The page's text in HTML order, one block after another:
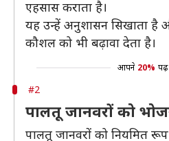
एहसास कराता है।
यह उन्हें अनुशासन सिखाता है
कौशल को भी बढ़ावा देता है।
आपने 20% पढ़
#2
पालतू जानवरों को
पालतू जानवरों को नियमित